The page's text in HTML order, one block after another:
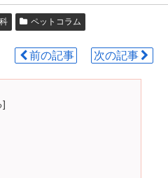
ペットコラム
前の記事 次の記事